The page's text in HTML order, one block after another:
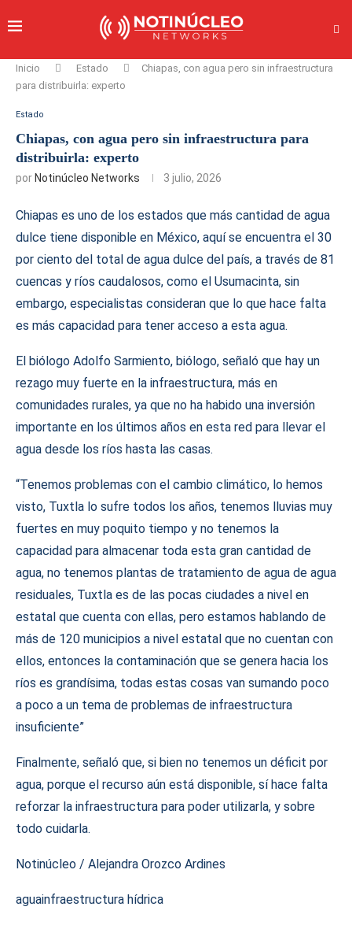
Inicio Estado
Chiapas, con agua pero sin infraestructura
para distribuirla: experto
Estado
Chiapas, con agua pero sin infraestructura para
distribuirla: experto
por Notinúcleo Networks 3 julio, 2026
Chiapas es uno de los estados que más cantidad de agua
dulce tiene disponible en México, aquí se encuentra el 30
por ciento del total de agua dulce del país, a través de 81
cuencas y ríos caudalosos, como el Usumacinta, sin
embargo, especialistas consideran que lo que hace falta
es más capacidad para tener acceso a esta agua.
El biólogo Adolfo Sarmiento, biólogo, señaló que hay un
rezago muy fuerte en la infraestructura, más en
comunidades rurales, ya que no ha habido una inversión
importante en los últimos años en esta red para llevar el
agua desde los ríos hasta las casas.
“Tenemos problemas con el cambio climático, lo hemos
visto, Tuxtla lo sufre todos los años, tenemos lluvias muy
fuertes en muy poquito tiempo y no tenemos la
capacidad para almacenar toda esta gran cantidad de
agua, no tenemos plantas de tratamiento de agua de agua
residuales, Tuxtla es de las pocas ciudades a nivel en
estatal que cuenta con ellas, pero estamos hablando de
más de 120 municipios a nivel estatal que no cuentan con
ellos, entonces la contaminación que se genera hacia los
ríos es grandísima, todas estas cosas van sumando poco
a poco a un tema de problemas de infraestructura
insuficiente”
Finalmente, señaló que, si bien no tenemos un déficit por
agua, porque el recurso aún está disponible, sí hace falta
reforzar la infraestructura para poder utilizarla, y sobre
todo cuidarla.
Notinúcleo / Alejandra Orozco Ardines
aguainfraestructura hídrica